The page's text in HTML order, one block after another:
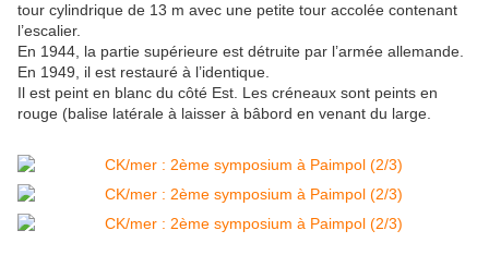
tour cylindrique de 13 m avec une petite tour accolée contenant
l’escalier.
En 1944, la partie supérieure est détruite par l’armée allemande.
En 1949, il est restauré à l’identique.
Il est peint en blanc du côté Est. Les créneaux sont peints en
rouge (balise latérale à laisser à bâbord en venant du large.